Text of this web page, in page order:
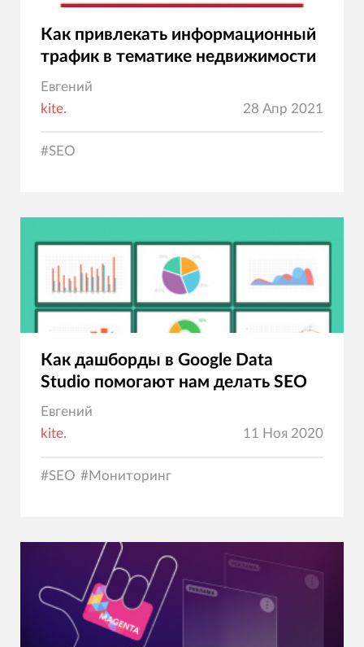
Как привлекать информационный
трафик в тематике недвижимости
Евгений
kite.
28 Апр 2021
#SEO
Как дашборды в Google Data
Studio помогают нам делать SEO
Евгений
kite.
11 Ноя 2020
#SEO #Мониторинг